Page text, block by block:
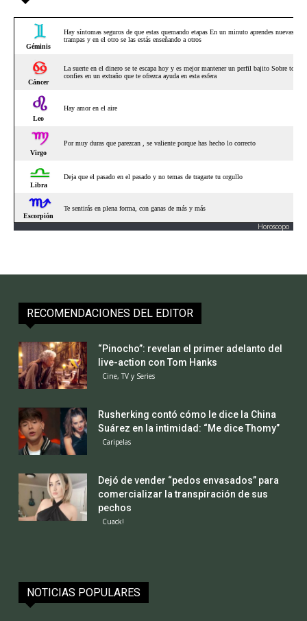
Horoscopo
RECOMENDACIONES DEL EDITOR
“Pinocho”: revelan el primer adelanto del
live-action con Tom Hanks
Cine, TV y Series
Rusherking contó cómo le dice la China
Suárez en la intimidad: “Me dice Thomy”
Caripelas
Dejó de vender “pedos envasados” para
comercializar la transpiración de sus
pechos
Cuack!
NOTICIAS POPULARES